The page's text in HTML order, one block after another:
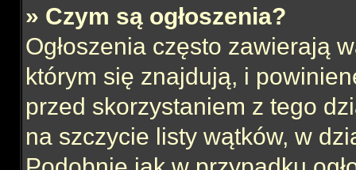
» Czym są ogłoszenia?
Ogłoszenia często zawierają
którym się znajdują, i
przed skorzystaniem z tego
na szczycie listy wątków, w